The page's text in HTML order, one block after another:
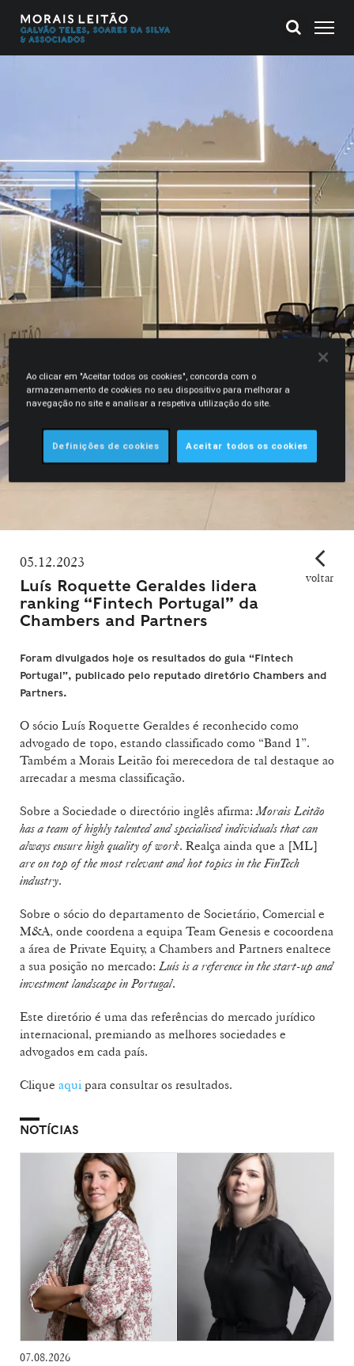
05.12.2023
Luís Roquette Geraldes lidera
ranking “Fintech Portugal” da
Chambers and Partners
voltar
Foram divulgados hoje os resultados do guia “Fintech
Portugal”, publicado pelo reputado diretório Chambers and
Partners.
O sócio Luís Roquette Geraldes é reconhecido como
advogado de topo, estando classificado como “Band 1”.
Também a Morais Leitão foi merecedora de tal destaque ao
arrecadar a mesma classificação.
Sobre a Sociedade o directório inglês afirma:Morais Leitão
has a team of highly talented and specialised individuals that can
always ensure high quality of work. Realça ainda que a [ML]
are on top of the most relevant and hot topics in the FinTech
industry.
Sobre o sócio do departamento de Societário, Comercial e
M&A, onde coordena a equipa Team Genesis e cocoordena
a área de Private Equity, a Chambers and Partners enaltece
a sua posição no mercado: Luís is a reference in the start-up and
investment landscape in Portugal.
Este diretório é uma das referências do mercado jurídico
internacional, premiando as melhores sociedades e
advogados em cada país.
Clique aqui para consultar os resultados.
NOTÍCIAS
07.08.2026
Ao clicar em "Aceitar todos os cookies", concorda com o
armazenamento de cookies no seu dispositivo para melhorar a
navegação no site e analisar a respetiva utilização do site.
Definições de cookies Aceitar todos os cookies